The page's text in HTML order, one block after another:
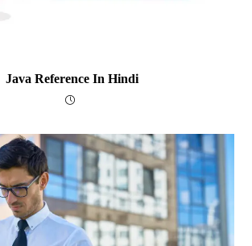
Java Reference In Hindi